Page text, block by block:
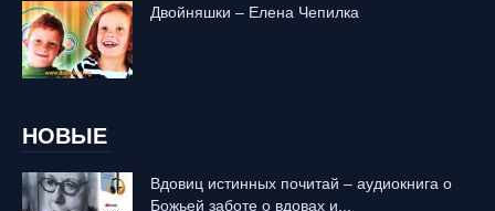
Двойняшки – Елена Чепилка
НОВЫЕ
Вдовиц истинных почитай – аудиокнига о
Божьей заботе о вдовах и...